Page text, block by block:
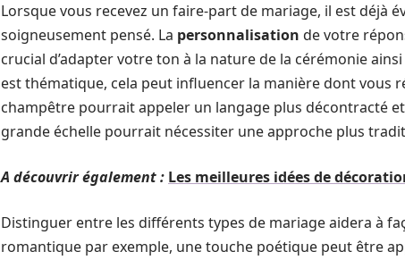
Lorsque vous recevez un faire-part de mariage, il est déjà
soigneusement pensé. La personnalisation de votre
crucial d’adapter votre ton à la nature de la cérémonie
est thématique, cela peut influencer la manière dont vous
champêtre pourrait appeler un langage plus décontracté
grande échelle pourrait nécessiter une approche plus
A découvrir également : Les meilleures idées de
Distinguer entre les différents types de mariage aidera à
romantique par exemple, une touche poétique peut être